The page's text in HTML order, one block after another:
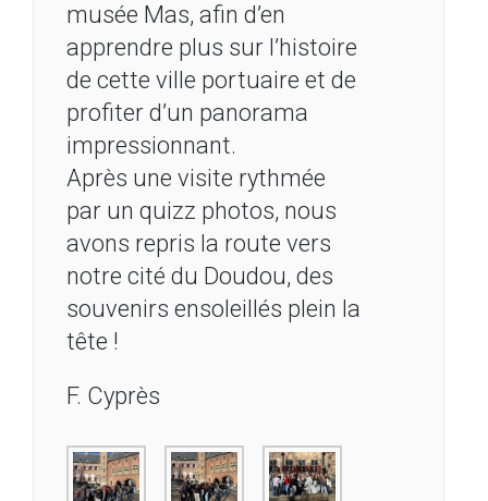
musée Mas, afin d’en
apprendre plus sur l’histoire
de cette ville portuaire et de
profiter d’un panorama
impressionnant.
Après une visite rythmée
par un quizz photos, nous
avons repris la route vers
notre cité du Doudou, des
souvenirs ensoleillés plein la
tête !
F. Cyprès